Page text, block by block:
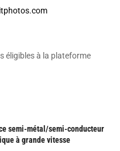
éligibles à la plateforme
semi-métal/semi-conducteur
à grande vitesse